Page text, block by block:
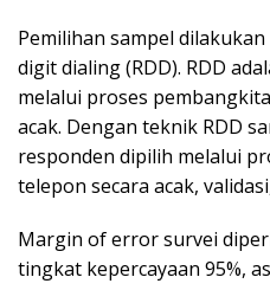
Pemilihan sampel
digit dialing (RDD). RDD
melalui proses
acak. Dengan teknik RDD
responden dipilih melalui
telepon secara acak,
Margin of error survei
tingkat kepercayaan 95%,